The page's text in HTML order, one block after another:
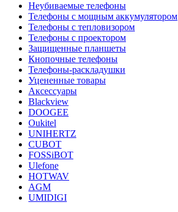
Неубиваемые телефоны
Телефоны с мощным аккумулятором
Телефоны с тепловизором
Телефоны с проектором
Защищенные планшеты
Кнопочные телефоны
Телефоны-раскладушки
Уцененные товары
Аксессуары
Blackview
DOOGEE
Oukitel
UNIHERTZ
CUBOT
FOSSiBOT
Ulefone
HOTWAV
AGM
UMIDIGI